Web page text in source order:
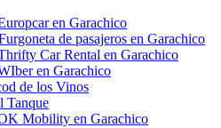
en Garachico
de pasajeros en Garachico
Car Rental en Garachico
en Garachico
de los Vinos
Tanque
Mobility en Garachico